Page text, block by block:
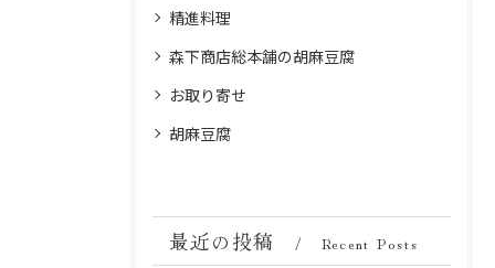
精進料理
森下商店総本舗の胡麻豆腐
お取り寄せ
胡麻豆腐
最近の投稿 Recent Posts